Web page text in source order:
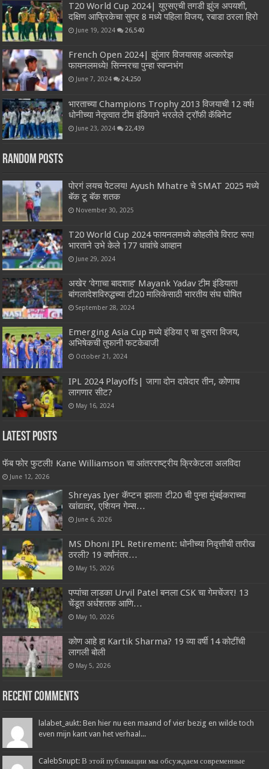
T20 World Cup 2024| युएसएची तगडी झुंज अपयशी,
दक्षिण आफ्रिकेचा सुपर 8 मध्ये पहिला विजय, रबाडा ठरला हिरो
June 19, 2024 26,540
French Open 2024| झुंजार विजयासह अल्कारेझ
फायनलमध्ये! सिन्नरचा पुन्हा स्वप्नभंग
June 7, 2024 24,250
भारताच्या Champions Trophy 2013 विजयाची 12 वर्ष!
धोनीच्या नेतृत्वात टीम इंडियाने भरलेले ट्रॉफी कॅबिनेट
June 23, 2024 22,439
Random Posts
पोरगं लयच पेटलय! Ayush Mhatre चे SMAT 2025 मध्ये
बॅक टू बॅक शतक
November 30, 2025
T20 World Cup 2024 फायनलमध्ये कोहलीचे विराट रूप!
भारताने उभे केले 177 धावांचे आव्हान
June 29, 2024
अखेर ‘वेगाचा बादशाह’ Mayank Yadav टीम इंडियात!
बांगलादेशविरुद्धच्या टी20 मालिकेसाठी भारतीय संघ घोषित
September 28, 2024
Emerging Asia Cup मध्ये इंडिया ए चा दुसरा विजय,
अभिषेकची तुफानी फटकेबाजी
October 21, 2024
IPL 2024 Playoffs| जागा दोन दावेदार तीन, कोणाच
लागणार सीट?
May 16, 2024
Latest Posts
फॅब फोर फुटली! Kane Williamson चा आंतरराष्ट्रीय क्रिकेटला अलविदा
June 12, 2026
Shreyas Iyer कॅप्टन झाला! टी20 ची पुन्हा मुंबईकराच्या
खांद्यावर, एशियन गेम्स…
June 6, 2026
MS Dhoni IPL Retirement: धोनीच्या निवृत्तीची तारीख
ठरली? 19 वर्षांनंतर…
May 15, 2026
पप्पांचा लाडका Urvil Patel बनला CSK चा गेमचेंजर! 13
चेंडूत अर्धशतक आणि…
May 10, 2026
कोण आहे हा Kartik Sharma? 19 व्या वर्षी 14 कोटींची
लागली बोली
May 5, 2026
Recent Comments
lalabet_aukt: Ben hier nu een maand of vier bezig en wilde toch
even mijn kant van het verhaal...
CalebSnupt: В этой публикации мы обсуждаем современные